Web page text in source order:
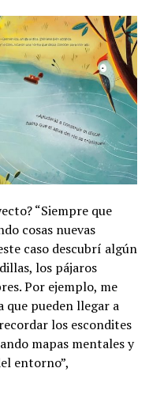
“Siempre que
cosas nuevas
caso descubrí algún
los pájaros
Por ejemplo, me
pueden llegar a
los escondites
mapas mentales y
entorno”,